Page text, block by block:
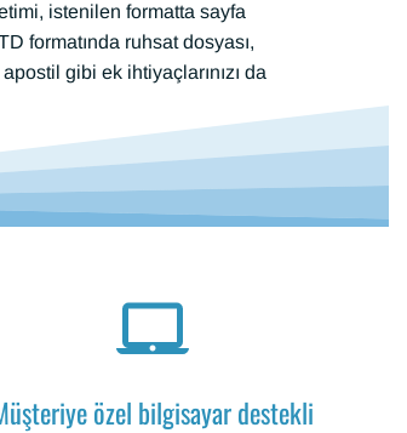
istenilen formatta sayfa
formatında ruhsat dosyası,
gibi ek ihtiyaçlarınızı da
özel bilgisayar destekli